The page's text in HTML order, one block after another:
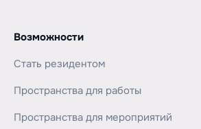
Возможности
Стать резидентом
Пространства для работы
Пространства для мероприятий